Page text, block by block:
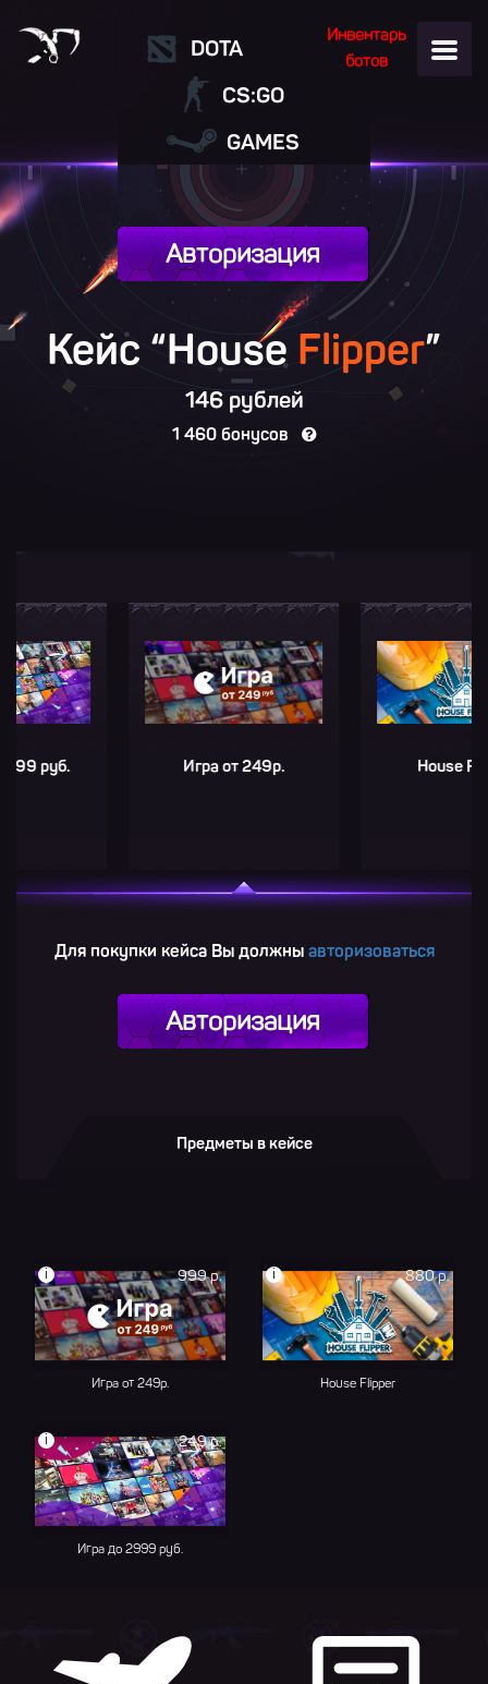
Инвентарь
ботов
DOTA
CS:GO
GAMES
Авторизация
Кейс “House Flipper”
146 рублей
1 460 бонусов
Игра от 249р. House Flipper
Для покупки кейса Вы должны авторизоваться
Авторизация
Предметы в кейсе
999 р.
i
Игра от 249р.
880 р.
i
House Flipper
249 р.
i
Игра до 2999 руб.